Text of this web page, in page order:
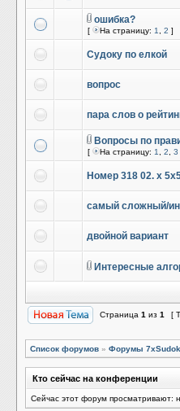
ошибка?
[ На страницу: 1 2 ]
Судоку по елкой
вопрос
пара слов о
Вопросы по
[ На страницу: 1 2 3
Номер 318 02. x
самый сложный/
двойной вариант
Интересные
Страница 1 из 1 [
Список форумов » Форумы
Кто сейчас на конференции
Сейчас этот форум просматривают: